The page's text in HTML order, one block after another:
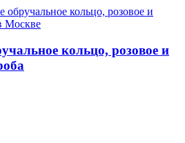
кольцо, розовое и